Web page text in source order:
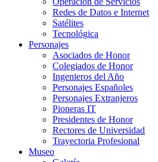
Redes de Datos e Internet
Satélites
Tecnológica
Personajes
Asociados de Honor
Colegiados de Honor
Ingenieros del Año
Personajes Españoles
Personajes Extranjeros
Pioneras IT
Presidentes de Honor
Rectores de Universidad
Trayectoria Profesional
Museo